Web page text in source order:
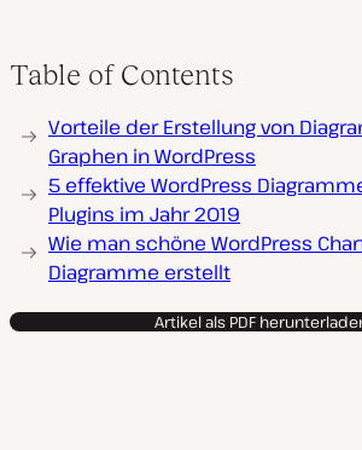
Table of Contents
Vorteile der Erstellung von
Graphen in WordPress
5 effektive WordPress
Plugins im Jahr 2019
Wie man schöne WordPress
Diagramme erstellt
Artikel als PDF